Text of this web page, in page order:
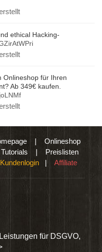
ethical Hacking-
Onlineshop für Ihren
Ab 349€ kaufen.
| Onlineshop
Tutorials | Preislisten
Kundenlogin | Affiliate
für DSGVO,